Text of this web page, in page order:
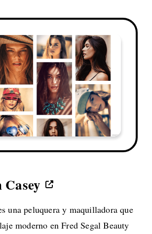
una peluquera y maquilladora que
moderno en Fred Segal Beauty